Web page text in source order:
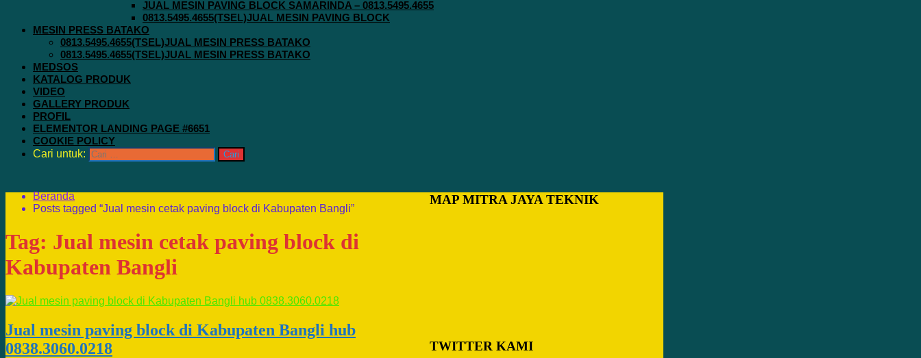
JUAL MESIN PAVING BLOCK SAMARINDA – 0813.5495.4655
0813.5495.4655(TSEL)JUAL MESIN PAVING BLOCK
MESIN PRESS BATAKO
0813.5495.4655(TSEL)JUAL MESIN PRESS BATAKO
0813.5495.4655(TSEL)JUAL MESIN PRESS BATAKO
MEDSOS
KATALOG PRODUK
VIDEO
GALLERY PRODUK
PROFIL
ELEMENTOR LANDING PAGE #6651
COOKIE POLICY
Cari untuk:
Beranda
Posts tagged “Jual mesin cetak paving block di Kabupaten Bangli”
Tag: Jual mesin cetak paving block di
Kabupaten Bangli
Jual mesin paving block di Kabupaten Bangli hub
0838.3060.0218
MAP MITRA JAYA TEKNIK
TWITTER KAMI